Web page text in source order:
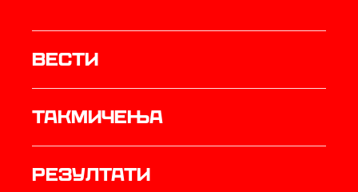
Вести
Такмичења
резултати